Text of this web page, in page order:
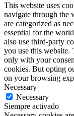
This website uses
navigate through the
are categorized as
essential for the
also use third-party
you use this website.
only with your
cookies. But opting
on your browsing
Necessary
Necessary
Siempre activado